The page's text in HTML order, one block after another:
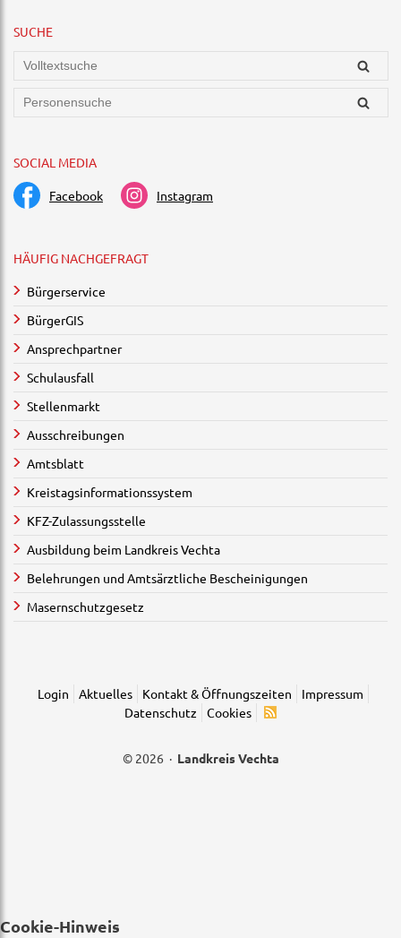
SUCHE
SOCIAL MEDIA
Facebook Instagram
HÄUFIG NACHGEFRAGT
Bürgerservice
BürgerGIS
Ansprechpartner
Schulausfall
Stellenmarkt
Ausschreibungen
Amtsblatt
Kreistagsinformationssystem
KFZ-Zulassungsstelle
Ausbildung beim Landkreis Vechta
Belehrungen und Amtsärztliche Bescheinigungen
Masernschutzgesetz
Login Aktuelles Kontakt & Öffnungszeiten
Impressum
Datenschutz
Cookies
© 2026 · Landkreis Vechta
Cookie-Hinweis